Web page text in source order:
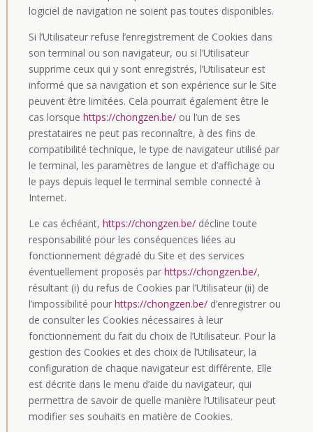
logiciel de navigation ne soient pas toutes disponibles.
Si l’Utilisateur refuse l’enregistrement de Cookies dans
son terminal ou son navigateur, ou si l’Utilisateur
supprime ceux qui y sont enregistrés, l’Utilisateur est
informé que sa navigation et son expérience sur le Site
peuvent être limitées. Cela pourrait également être le
cas lorsque https://chongzen.be/ou l’un de ses
prestataires ne peut pas reconnaître, à des fins de
compatibilité technique, le type de navigateur utilisé par
le terminal, les paramètres de langue et d’affichage ou
le pays depuis lequel le terminal semble connecté à
Internet.
Le cas échéant, https://chongzen.be/décline toute
responsabilité pour les conséquences liées au
fonctionnement dégradé du Site et des services
éventuellement proposés par https://chongzen.be/,
résultant (i) du refus de Cookies par l’Utilisateur (ii) de
l’impossibilité pour https://chongzen.be/d’enregistrer ou
de consulter les Cookies nécessaires à leur
fonctionnement du fait du choix de l’Utilisateur. Pour la
gestion des Cookies et des choix de l’Utilisateur, la
configuration de chaque navigateur est différente. Elle
est décrite dans le menu d’aide du navigateur, qui
permettra de savoir de quelle manière l’Utilisateur peut
modifier ses souhaits en matière de Cookies.